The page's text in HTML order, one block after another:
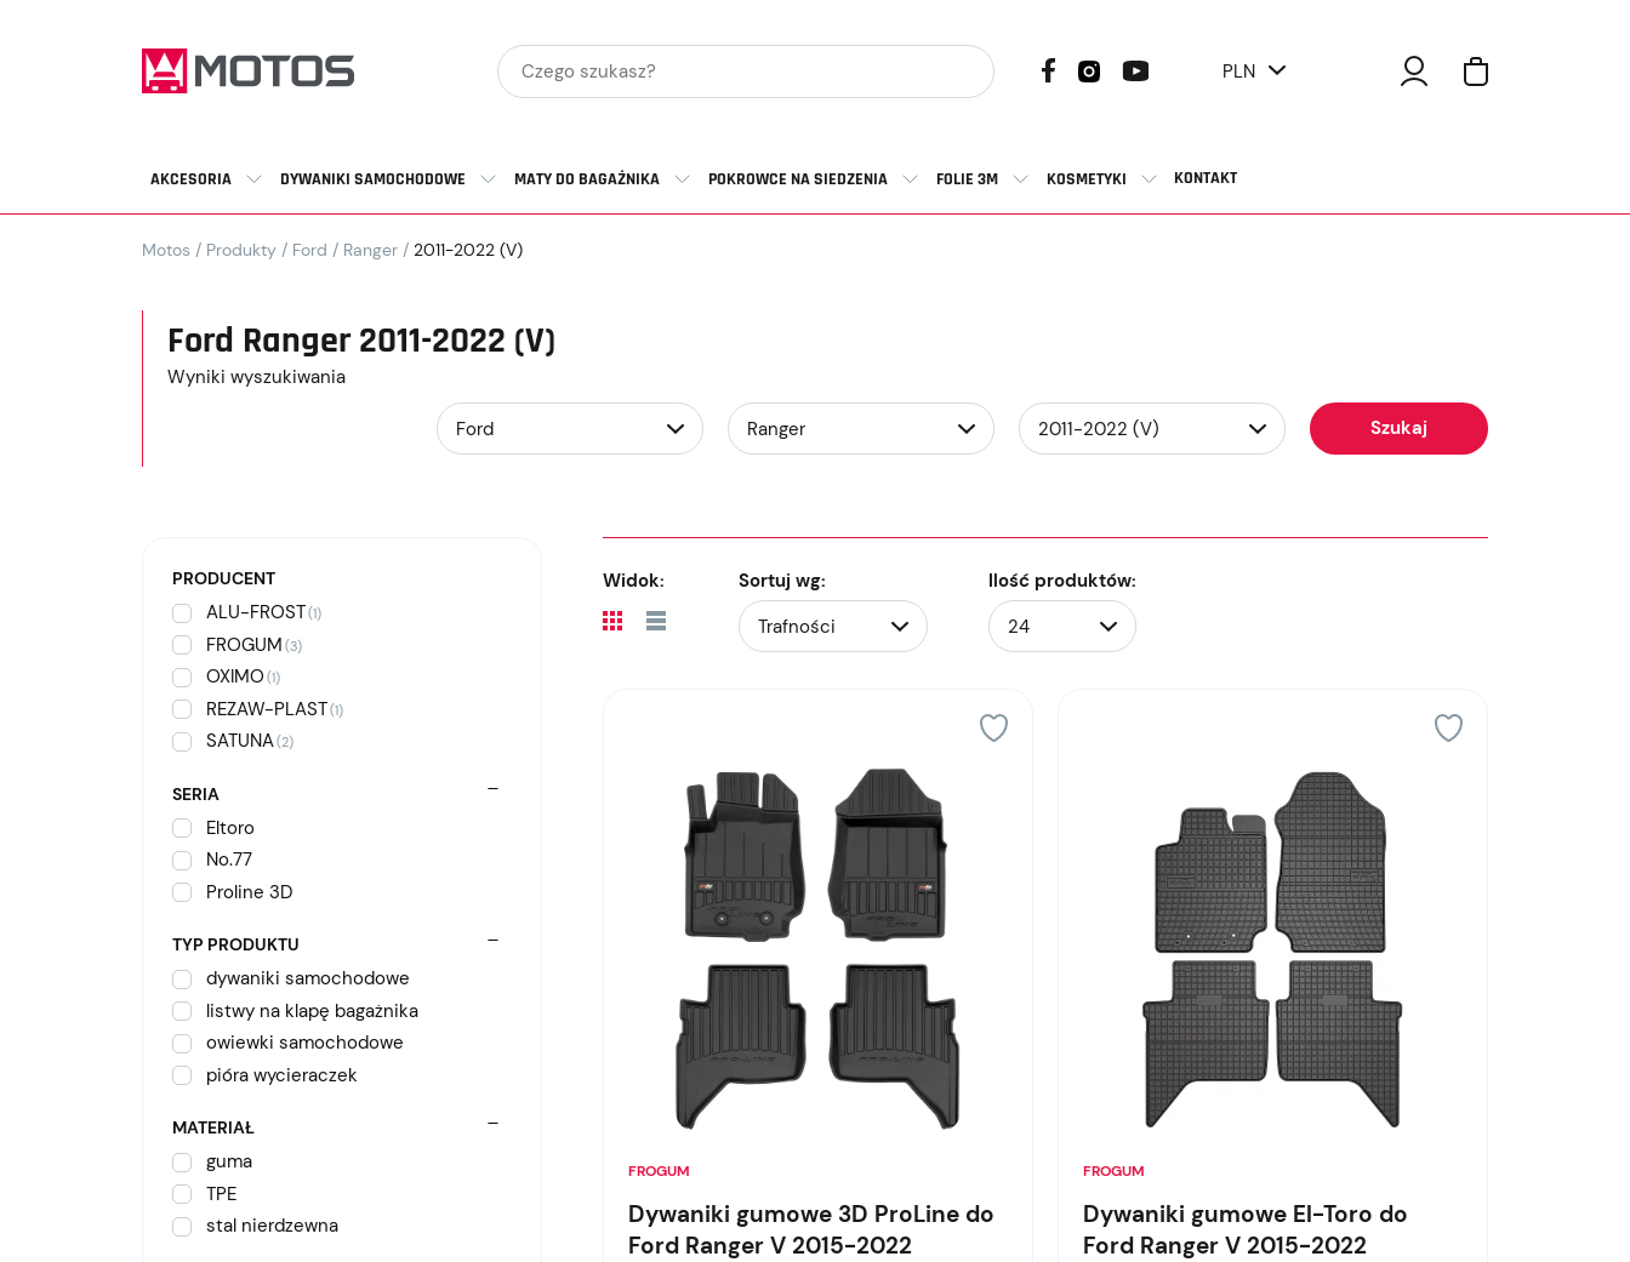
PLN
AKCESORIA DYWANIKI SAMOCHODOWE MATY DO BAGAŻNIKA POKROWCE NA SIEDZENIA FOLIE 3M KOSMETYKI KONTAKT
Motos / Produkty / Ford / Ranger / 2011-2022 (V)
Ford Ranger 2011-2022 (V)
Wyniki wyszukiwania
Szukaj
PRODUCENT
ALU-FROST(1)
FROGUM (3)
OXIMO (1)
REZAW-PLAST(1)
SATUNA(2)
SERIA
Eltoro
No.77
Proline 3D
TYP PRODUKTU
dywaniki samochodowe
listwy na klapę bagażnika
owiewki samochodowe
pióra wycieraczek
MATERIAŁ
guma
TPE
stal nierdzewna
Widok: Ilość produktów:
Sortuj wg:
FROGUM
Dywaniki gumowe 3D ProLine do
Ford Ranger V 2015-2022
FROGUM
Dywaniki gumowe El-Toro do
Ford Ranger V 2015-2022